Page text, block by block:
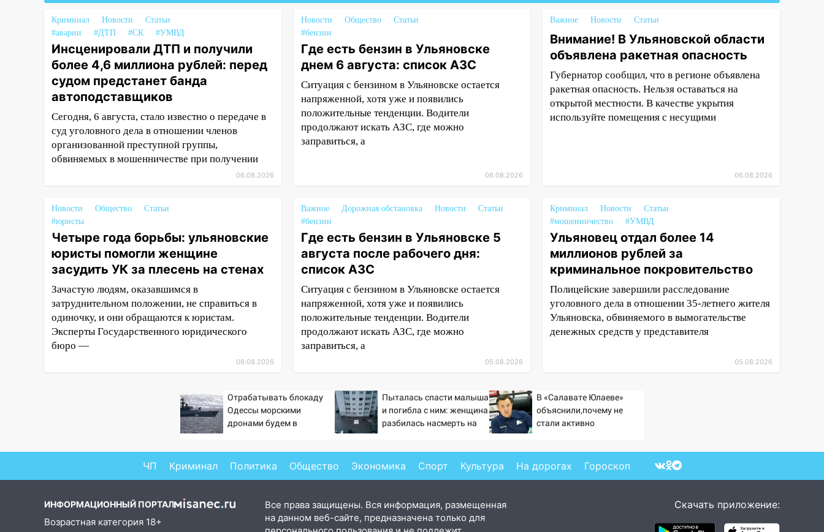
убрали более 28% площадей
зерновых и зернобобовых
культур
15:51 Бросила кирпич в жену
брата: в Ульяновской области
завели дело на агрессивную
женщину
15:47 На улице Радищева
сбили курьера: крупная авария
в Ульяновске
рецидивистом
14:26 В Ульяновске ограничат
движение по улице Ефремова
14:23 67% ульяновцев готовы
им повысят зарплату
14:01 Инсценировали ДТП и
получили более 4,6 миллиона
рублей: перед судом
В Инзе произошел
В суде защитили
жестоком обращении с
12:28 Миллион на «льготниках»:
в Ульяновской области
Криминал Новости
Статьи
#аварии
#ДТП #СК #УМВД
Инсценировали ДТП и получили
более 4,6 миллиона рублей: перед
судом предстанет банда
автоподставщиков
Сегодня, 6 августа, стало известно о передаче в
суд уголовного дела в отношении членов
организованной преступной группы,
обвиняемых в мошенничестве при получении
06.08.2026
Новости Общество
Статьи
#бензин
Где есть бензин в Ульяновске
днем 6 августа: список АЗС
Ситуация с бензином в Ульяновске остается
напряженной, хотя уже и появились
положительные тенденции. Водители
продолжают искать АЗС, где можно
заправиться, а
06.08.2026
Важное Новости Статьи
Внимание! В Ульяновской области
объявлена ракетная опасность
Губернатор сообщил, что в регионе объявлена
ракетная опасность. Нельзя оставаться на
открытой местности. В качестве укрытия
используйте помещения с несущими
06.08.2026
Новости Общество
Статьи
#юристы
Четыре года борьбы: ульяновские
юристы помогли женщине
засудить УК за плесень на стенах
Зачастую людям, оказавшимся в
затруднительном положении, не справиться в
одиночку, и они обращаются к юристам.
Эксперты Государственного юридического
бюро —
06.08.2026
Важное Дорожная обстановка Новости
Статьи
#бензин
Где есть бензин в Ульяновске 5
августа после рабочего дня:
список АЗС
Ситуация с бензином в Ульяновске остается
напряженной, хотя уже и появились
положительные тенденции. Водители
продолжают искать АЗС, где можно
заправиться, а
05.08.2026
Криминал Новости
Статьи
#мошенничество
#УМВД
Ульяновец отдал более 14
миллионов рублей за
криминальное покровительство
Полицейские завершили расследование
уголовного дела в отношении 35-летнего жителя
Ульяновска, обвиняемого в вымогательстве
денежных средств у представителя
05.08.2026
Отрабатывать блокаду
Одессы морскими
дронами будем в
пробовали?
Пыталась спасти малыша
и погибла с ним: женщина
разбилась насмерть на
В «Салавате Юлаеве»
объяснили,почему не
стали активно
ЧП Криминал Политика Общество Экономика Спорт Культура На дорогах Гороскоп
ИНФОРМАЦИОННЫЙ ПОРТАЛ
Возрастная категория 18+
Все права защищены. Вся информация, размещенная
на данном веб-сайте, предназначена только для
Скачать приложение: